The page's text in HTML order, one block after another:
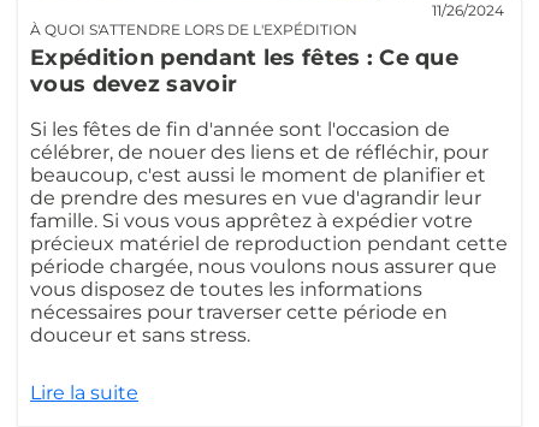
À QUOI S'ATTENDRE LORS DE L'EXPÉDITION
11/26/2024
Expédition pendant les fêtes : Ce que
vous devez savoir
Si les fêtes de fin d'année sont l'occasion de
célébrer, de nouer des liens et de réfléchir, pour
beaucoup, c'est aussi le moment de planifier et
de prendre des mesures en vue d'agrandir leur
famille. Si vous vous apprêtez à expédier votre
précieux matériel de reproduction pendant cette
période chargée, nous voulons nous assurer que
vous disposez de toutes les informations
nécessaires pour traverser cette période en
douceur et sans stress.
Lire la suite